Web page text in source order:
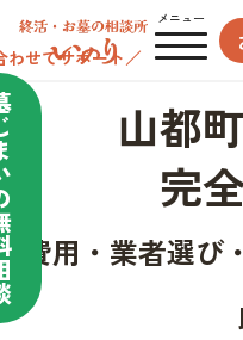
メニュー
わせてサポート／
山都
完
費用・業者選